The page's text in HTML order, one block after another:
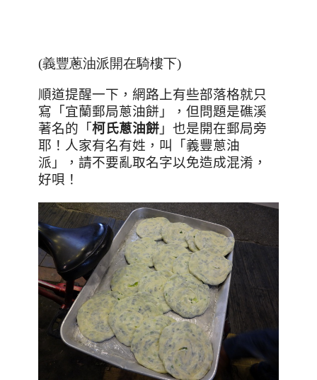
(義豐蔥油派開在騎樓下)
順道提醒一下，網路上有些部落格就只
寫「宜蘭郵局蔥油餅」，但問題是礁溪
著名的「 柯氏蔥油餅 」也是開在郵局旁
耶！人家有名有姓，叫「義豐蔥油
派」，請不要亂取名字以免造成混淆，
好唄！